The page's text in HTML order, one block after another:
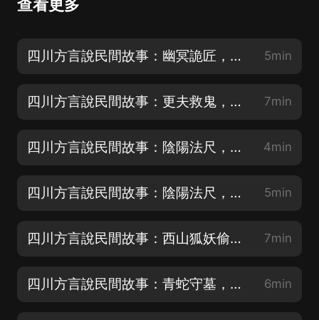
查看更多
四川方言說民間故事：幽冥詭匠，以命換邪術復仇 5min
四川方言說民間故事：更夫救鬼，無聲的守護 7min
四川方言說民間故事：陰陽法尺，魯班尺量儘陰陽事 4min
四川方言說民間故事：陰陽法尺，冤魂夜哭 5min
四川方言說民間故事：西山狐妖偷女，桃木釘除妖 7min
四川方言說民間故事：青蛇守墓，世代守諾 6min